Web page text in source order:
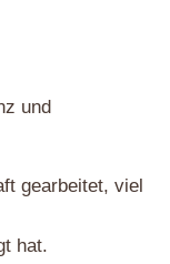
und
gearbeitet, viel
hat.